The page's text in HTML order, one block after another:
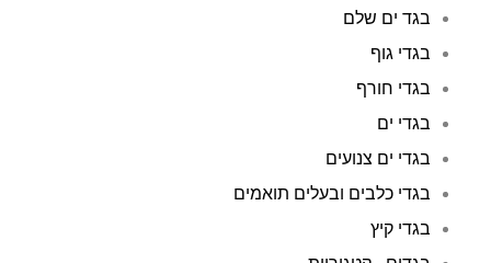
בגד ים שלם
בגדי גוף
בגדי חורף
בגדי ים
בגדי ים צנועים
בגדי כלבים ובעלים תואמים
בגדי קיץ